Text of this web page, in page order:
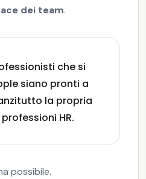
dei team.
che si
siano pronti a
la propria
HR.
possibile.